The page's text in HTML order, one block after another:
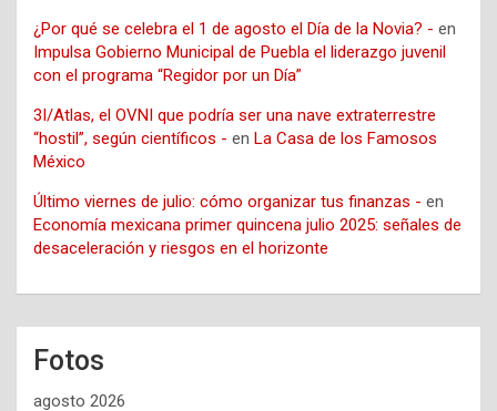
¿Por qué se celebra el 1 de agosto el Día de la Novia? - en
Impulsa Gobierno Municipal de Puebla el liderazgo juvenil
con el programa “Regidor por un Día”
3I/Atlas, el OVNI que podría ser una nave extraterrestre
“hostil”, según científicos - en La Casa de los Famosos
México
Último viernes de julio: cómo organizar tus finanzas - en
Economía mexicana primer quincena julio 2025: señales de
desaceleración y riesgos en el horizonte
Fotos
agosto 2026